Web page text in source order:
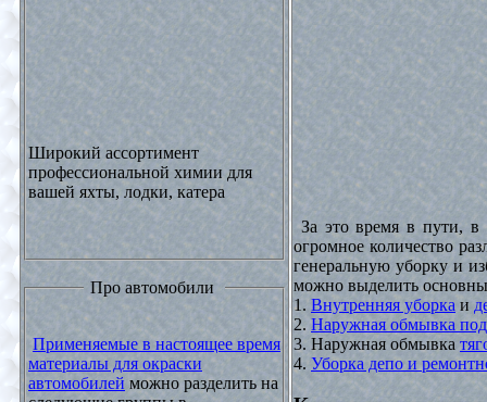
Широкий ассортимент
профессиональной химии для
вашей яхты, лодки, катера
Про автомобили
Применяемые в настоящее время
материалы для окраски
автомобилей можно разделить на
За это время в пути, в
огромное количество
генеральную уборку и
можно выделить
1. Внутренняя уборка и
2. Наружная обмывка
3. Наружная обмывка
4. Уборка депо и